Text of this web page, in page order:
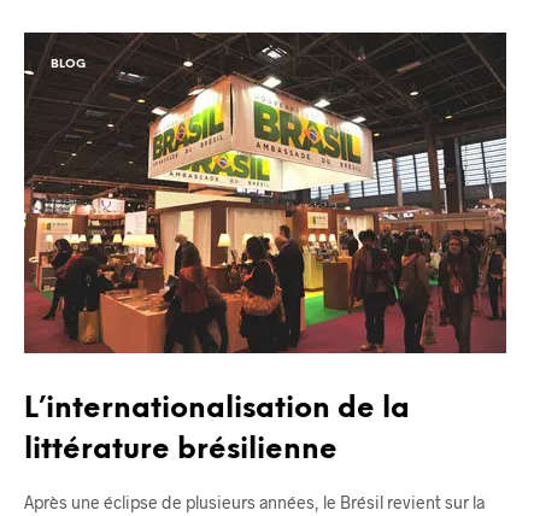
BLOG
L’internationalisation de la
littérature brésilienne
Après une éclipse de plusieurs années, le Brésil revient sur la